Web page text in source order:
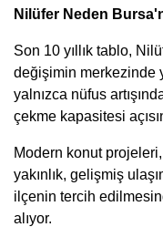
Nilüfer Neden
Son 10 yıllık tablo,
değişimin merkezinde
yalnızca nüfus
çekme kapasitesi
Modern konut
yakınlık, gelişmiş
ilçenin tercih
alıyor.